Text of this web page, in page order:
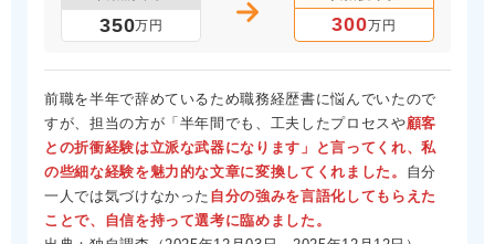
350万円 300万円
前職を半年で辞めているため職務経歴書に悩んでいたので
すが、担当の方が「半年間でも、工夫したプロセスや顧客
との折衝経験は立派な武器になります」と言ってくれ、私
の些細な経験を魅力的な文章に変換してくれました。 自分
一人では気づけなかった 自分の強みを言語化してもらえた
ことで、自信を持って選考に臨めました。